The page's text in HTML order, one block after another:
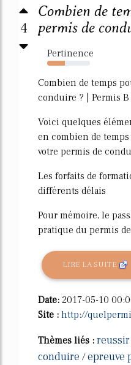
4
Combien de
permis de
Pertinence
42%
Combien de temps
conduire ? | Permis B
Voici quelques
en combien de
votre permis de
Les forfaits de
différents délais
Pour mémoire, le
pratique du permis
LIRE LA SUITE
Date: 2017-05-10
Site : http://
Thèmes liés :
conduire /epreuve